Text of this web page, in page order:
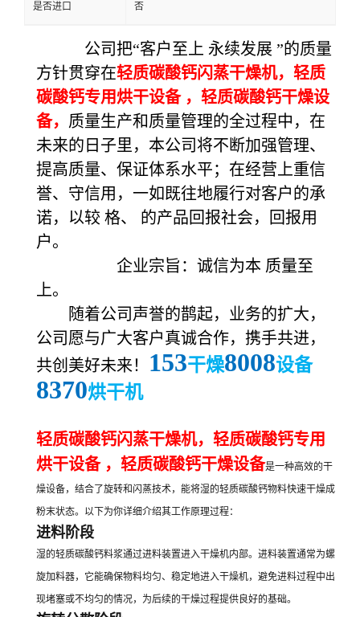
是否进口 否
公司把“客户至上 永续发展 ”的质量
方针贯穿在轻质碳酸钙闪蒸干燥机，轻质
碳酸钙专用烘干设备 ， 轻质碳酸钙干燥设
备， 质量生产和质量管理的全过程中，在
未来的日子里，本公司将不断加强管理、
提高质量、保证体系水平；在经营上重信
誉、守信用，一如既往地履行对客户的承
诺，以较 格、 的产品回报社会，回报用
户。
企业宗旨：诚信为本 质量至
上。
随着公司声誉的鹊起，业务的扩大，
公司愿与广大客户真诚合作，携手共进，
共创美好未来！ 153干燥8008设备
8370烘干机
轻质碳酸钙闪蒸干燥机，轻质碳酸钙专用
烘干设备 ， 轻质碳酸钙干燥设备是一种高效的干
燥设备，结合了旋转和闪蒸技术，能将湿的轻质碳酸钙物料快速干燥成
粉末状态。以下为你详细介绍其工作原理过程：
进料阶段
湿的轻质碳酸钙料浆通过进料装置进入干燥机内部。进料装置通常为螺
旋加料器，它能确保物料均匀、稳定地进入干燥机，避免进料过程中出
现堵塞或不均匀的情况，为后续的干燥过程提供良好的基础。